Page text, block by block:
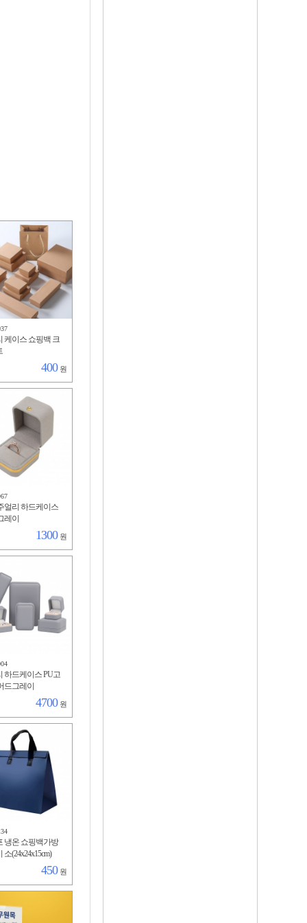
케이스 쇼핑백 크
400 원
얼리 하드케이스
레이
1300 원
하드케이스 PU고
드그레이
4700 원
냉온 쇼핑백가방
소(24x24x15cm)
450 원